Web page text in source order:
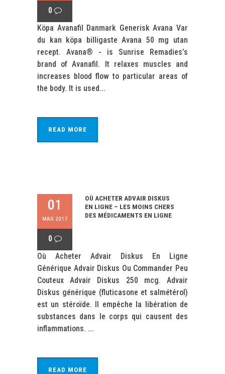
0
Köpa Avanafil Danmark Generisk Avana Var
du kan köpa billigaste Avana 50 mg utan
recept. Avana® - is Sunrise Remadies’s
brand of Avanafil. It relaxes muscles and
increases blood flow to particular areas of
the body. It is used...
READ MORE
01
MAR 2017
0
OÙ ACHETER ADVAIR DISKUS
EN LIGNE – LES MOINS CHERS
DES MÉDICAMENTS EN LIGNE
Où Acheter Advair Diskus En Ligne
Générique Advair Diskus Ou Commander Peu
Couteux Advair Diskus 250 mcg. Advair
Diskus générique (fluticasone et salmétérol)
est un stéroïde. Il empêche la libération de
substances dans le corps qui causent des
inflammations. ...
READ MORE